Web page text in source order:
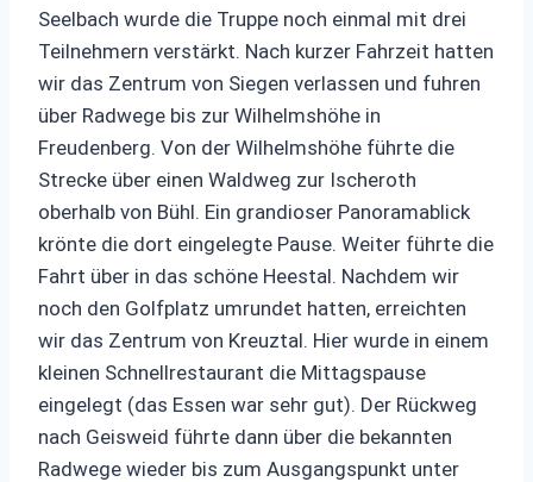
Seelbach wurde die Truppe noch einmal mit drei
Teilnehmern verstärkt. Nach kurzer Fahrzeit hatten
wir das Zentrum von Siegen verlassen und fuhren
über Radwege bis zur Wilhelmshöhe in
Freudenberg. Von der Wilhelmshöhe führte die
Strecke über einen Waldweg zur Ischeroth
oberhalb von Bühl. Ein grandioser Panoramablick
krönte die dort eingelegte Pause. Weiter führte die
Fahrt über in das schöne Heestal. Nachdem wir
noch den Golfplatz umrundet hatten, erreichten
wir das Zentrum von Kreuztal. Hier wurde in einem
kleinen Schnellrestaurant die Mittagspause
eingelegt (das Essen war sehr gut). Der Rückweg
nach Geisweid führte dann über die bekannten
Radwege wieder bis zum Ausgangspunkt unter